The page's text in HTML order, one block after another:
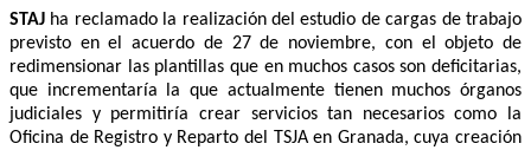
STAJ ha reclamado la realización del estudio de cargas de trabajo
previsto en el acuerdo de 27 de noviembre, con el objeto de
redimensionar las plantillas que en muchos casos son deficitarias,
que incrementaría la que actualmente tienen muchos órganos
judiciales y permitiría crear servicios tan necesarios como la
Oficina de Registro y Reparto del TSJA en Granada, cuya creación